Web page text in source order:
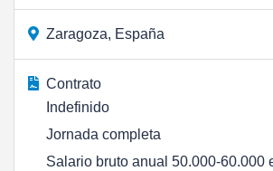
Zaragoza, España
Contrato
Indefinido
Jornada completa
Salario bruto anual 50.000-60.000